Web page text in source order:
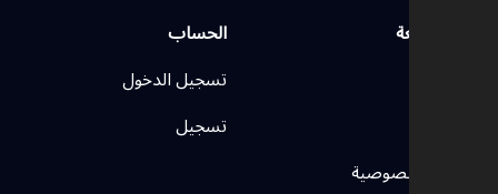
روابط سريعة
سياسة الخصوصية
الحساب
تسجيل الدخول
تسجيل